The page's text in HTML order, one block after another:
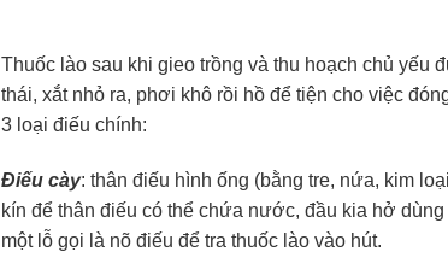
Thuốc lào sau khi gieo trồng và thu hoạch chủ
thái, xắt nhỏ ra, phơi khô rồi hồ để tiện cho việc
3 loại điếu chính:
Điếu cày: thân điếu hình ống (bằng tre, nứa, kim
kín để thân điếu có thể chứa nước, đầu kia hở
một lỗ gọi là nõ điếu để tra thuốc lào vào hút.